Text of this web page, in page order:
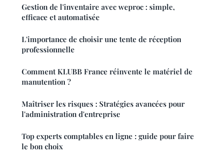
Gestion de l'inventaire avec weproc : simple,
efficace et automatisée
L'importance de choisir une tente de réception
professionnelle
Comment KLUBB France réinvente le matériel de
manutention ?
Maîtriser les risques : Stratégies avancées pour
l'administration d'entreprise
Top experts comptables en ligne : guide pour faire
le bon choix